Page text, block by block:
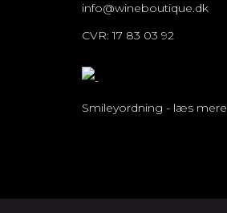
info@wineboutique.dk
CVR: 17 83 03 92
Smileyordning - læs mere